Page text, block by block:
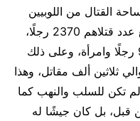
القتال من اللوبيين
يبلغ 6200 رجلًا. أما أقوام البحر فبلغ عدد قتلاهم 2370 رجلًا،
وكان مجموع عدد الأسرى نحو 9367 رجلًا وامرأة، وعلى ذلك
ثلاثين ألف مقاتل، وهذا
تكن للسلب والنهب كما
قبل، بل كان جيشًا له